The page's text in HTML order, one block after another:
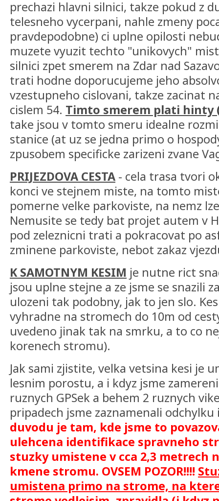
prechazi hlavni silnici, takze pokud z
telesneho vycerpani, nahle zmeny
pravdepodobne) ci uplne opilosti
muzete vyuzit techto "unikovych"
silnici zpet smerem na Zdar nad
trati hodne doporucujeme jeho
vzestupneho cislovani, takze zacinat
cislem 54. Timto smerem plati hinty
take jsou v tomto smeru idealne
stanice (at uz se jedna primo o
zpusobem specificke zarizeni zvane
PRIJEZDOVA CESTA - cela trasa tvori
konci ve stejnem miste, na tomto
pomerne velke parkoviste, na nemz
Nemusite se tedy bat projet autem v
pod zeleznicni trati a pokracovat po
zminene parkoviste, nebot zakaz
K SAMOTNYM KESIM je nutne rict
jsou uplne stejne a ze jsme se snazili
ulozeni tak podobny, jak to jen slo.
vyhradne na stromech do 10m od
uvedeno jinak tak na smrku, a to co
korenech stromu).
Jak sami zjistite, velka vetsina kesi je
lesnim porostu, a i kdyz jsme
ruznych GPSek a behem 2 ruznych
pripadech jsme zaznamenali
duvodu je tam, kde jsme to
ulehcena identifikace spravneho
stuzky umistene v cca 2,3 metrech
kmene stromu. OVSEM POZOR!!!!
umistena primo na strome, na